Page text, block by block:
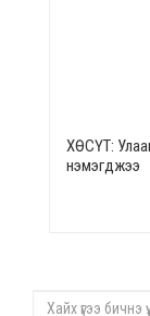
ХӨСҮТ:
нэмэгджээ